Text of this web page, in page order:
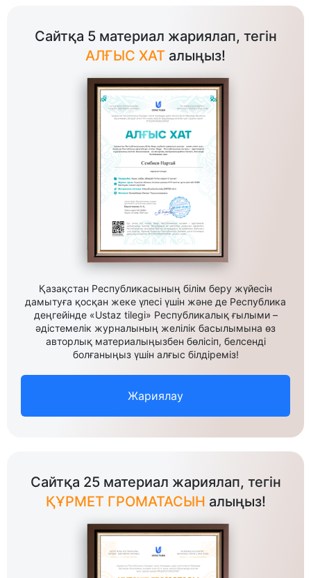
Сайтқа 5 материал жариялап, тегін
АЛҒЫС ХАТ алыңыз!
Қазақстан Республикасының білім беру жүйесін
дамытуға қосқан жеке үлесі үшін және де Республика
деңгейінде «Ustaz tilegi» Республикалық ғылыми –
әдістемелік журналының желілік басылымына өз
авторлық материалыңызбен бөлісіп, белсенді
болғаныңыз үшін алғыс білдіреміз!
Жариялау
Сайтқа 25 материал жариялап, тегін
ҚҰРМЕТ ГРОМАТАСЫН алыңыз!